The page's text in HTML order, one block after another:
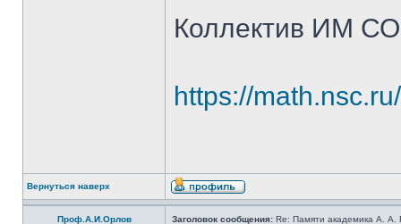
Коллектив ИМ
https://
Вернуться наверх
Проф.А.И.Орлов Заголовок сообщения: Re: Памяти академика А. А.